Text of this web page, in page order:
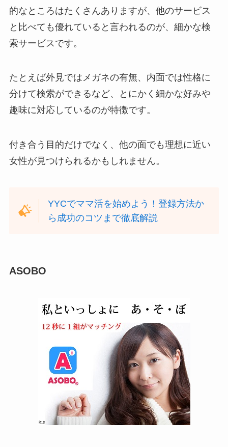
的なところはたくさんありますが、他のサービス
と比べても優れていると言われるのが、細かな検
索サービスです。
たとえば外見ではメガネの有無、内面では性格に
分けて検索ができるなど、とにかく細かな好みや
趣味に対応しているのが特徴です。
付き合う目的だけでなく、他の面でも理想に近い
女性が見つけられるかもしれません。
YYCでママ活を始めよう！登録方法か
ら成功のコツまで徹底解説
ASOBO